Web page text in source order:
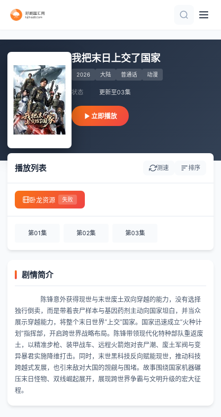
我把末日上交了国家
2026 大陆 普通话 动漫
状态 更新至03集
立即播放
播放列表 测速 排序
卧龙资源 失败
第01集 第02集 第03集
剧情简介
陈锋意外获得现世与末世废土双向穿越的能力，没有选择
独行倒卖，而是带着丧尸样本与基因药剂主动向国家坦白，并当众
展示穿越能力，将整个末日世界“上交”国家。国家迅速成立“火种计
划”指挥部，开启跨世界战略布局。陈锋带领现代化特种部队重返废
土，以精准步枪、装甲战车、远程火箭炮对丧尸潮、废土军阀与变
异暴君实施降维打击。同时，末世黑科技反向赋能现世，推动科技
跨越式发展，也引来敌对大国的觊觎与围堵。故事围绕国家机器碾
压末日怪物、双线崛起展开，展现跨世界争霸与文明升级的宏大征
程。
第26集完结
第15集
已完结 共60集
连载中 连载到4集
已完结
第54集完结
第15集
第114集已完结
第5集
第03集